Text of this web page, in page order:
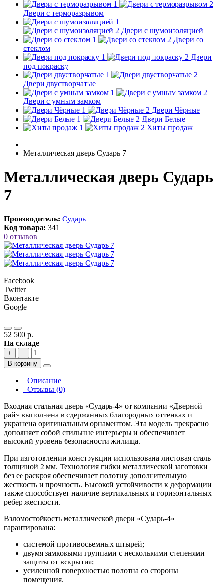
Двери с терморазрывом
Двери с шумоизоляцией
Двери со
стеклом
Двери
под покраску
Двери двустворчатые
Двери с умным замком
Двери Чёрные
Двери Белые
Хиты продаж
Металлическая дверь Сударь 7
Металлическая дверь Сударь
7
Производитель: Сударь
Код товара: 341
0 отзывов
Facebook
Twitter
Вконтакте
Google+
52 500 р.
На складе
+
−
В корзину
Описание
Отзывы (0)
Входная стальная дверь «Сударь-4» от компании «Дверной
рай» выполнена в сдержанных благородных оттенках и
украшена оригинальным орнаментом. Эта модель прекрасно
дополняет собой стильные интерьеры и обеспечивает
высокий уровень безопасности жилища.
При изготовлении конструкции использована листовая сталь
толщиной 2 мм. Технология гибки металлической заготовки
без ее раскроя обеспечивает полотну дополнительную
жесткость и прочность. Высокой устойчивости к деформации
также способствует наличие вертикальных и горизонтальных
ребер жесткости.
Взломостойкость металлической двери «Сударь-4»
гарантирована:
системой противосъемных штырей;
двумя замковыми группами с несколькими степенями
защиты от вскрытия;
усиленной поверхностью полотна со стороны
помещения.